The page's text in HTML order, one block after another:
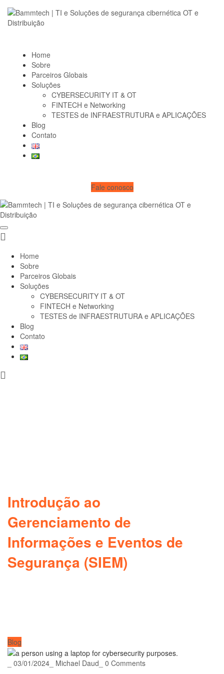
Home
Sobre
Parceiros Globais
Soluções
CYBERSECURITY IT & OT
FINTECH e Networking
TESTES de INFRAESTRUTURA e APLICAÇÕES
Blog
Contato
Fale conosco
Home
Sobre
Parceiros Globais
Soluções
CYBERSECURITY IT & OT
FINTECH e Networking
TESTES de INFRAESTRUTURA e APLICAÇÕES
Blog
Contato
Introdução ao
Gerenciamento de
Informações e Eventos de
Segurança (SIEM)
Blog
03/01/2024 Michael Daud
0 Comments